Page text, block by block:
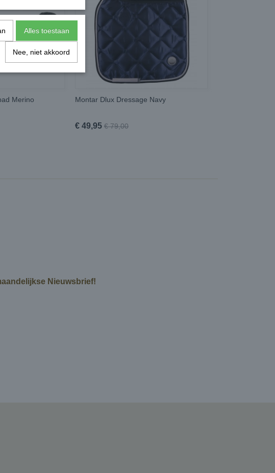
Merino
Montar Dlux Dressage Navy
€ 49,95 € 79,00
Nieuwsbrief!
Alles toestaan
Nee, niet akkoord